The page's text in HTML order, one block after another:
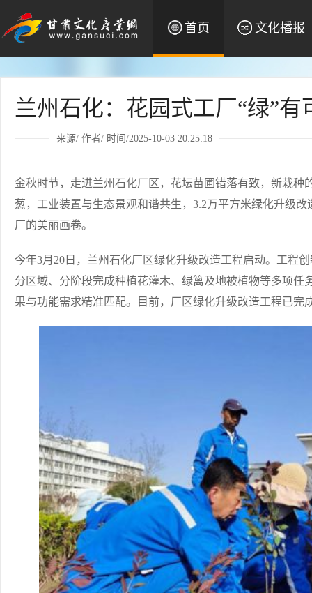
首页 文化播报
兰州石化：花园式工厂“绿”有
来源/ 作者/ 时间/2025-10-03 20:25:18
金秋时节，走进兰州石化厂区，花坛苗圃错落有致，新栽种
葱，工业装置与生态景观和谐共生，3.2万平方米绿化升级
厂的美丽画卷。
今年3月20日，兰州石化厂区绿化升级改造工程启动。工程
分区域、分阶段完成种植花灌木、绿篱及地被植物等多项
果与功能需求精准匹配。目前，厂区绿化升级改造工程已完